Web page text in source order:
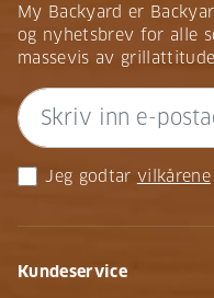
My Backyard er
og nyhetsbrev for alle
massevis av
Jeg godtar vilkårene
Kundeservice